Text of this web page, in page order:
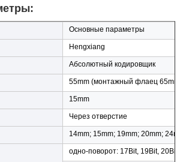
Основные параметры
Hengxiang
Абсолютный кодировщик
55mm (монтажный флаец
15mm
Через отверстие
14mm; 15mm; 19mm; 20mm;
одно-поворот: 17Bit, 19Bit,